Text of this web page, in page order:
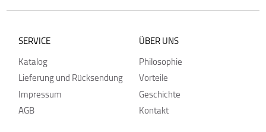
SERVICE
Katalog
Lieferung und Rücksendung
Impressum
AGB
ÜBER UNS
Philosophie
Vorteile
Geschichte
Kontakt